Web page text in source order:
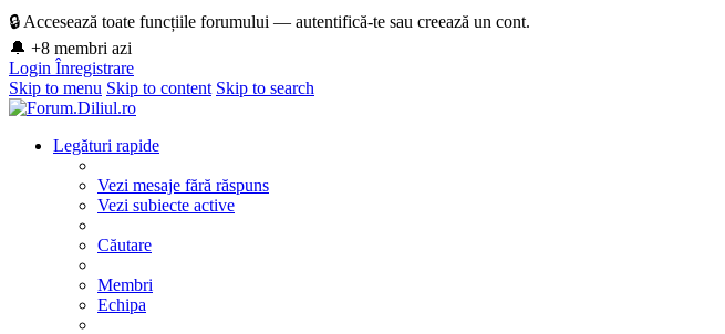
🔒 Accesează toate funcțiile forumului — autentifică-te sau creează un cont.
🔔 +8 membri azi
Login Înregistrare
Skip to menu Skip to content Skip to search
Legături rapide
Vezi mesaje fără răspuns
Vezi subiecte active
Căutare
Membri
Echipa